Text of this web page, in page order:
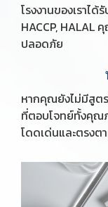
โรงงานของเราได้
HACCP, HALAL
ปลอดภัย
หากคุณยังไม่มีสูต
ที่ตอบโจทย์ทั้งคุณ
โดดเด่นและตรงต